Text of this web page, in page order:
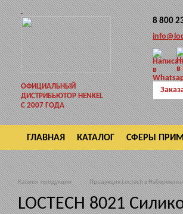
ОФИЦИАЛЬНЫЙ
ДИСТРИБЬЮТОР HENKEL
С 2007 ГОДА
8 800
ГЛАВНАЯ КАТАЛОГ СФЕРЫ
ВОЗВРАТ
Каталог продукции Продукция Loctech в
LOCTECH 8021